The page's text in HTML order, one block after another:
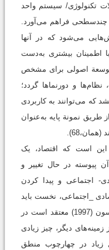
تکنولوژی/ سیستم واحد
چندسطحی فراهم می‌آورد.
می‌شود که در آنها
اطمینان بیشتری به‌دست
توسعة اصولی برای مشخص
و دورنماها گردد؛
که می‌توانند به کاربردی
نمونة پایه به‌عنوان
است که اقتصاد، یک
پیوسته در حال تغییر و
اجتماعی و پیدا کردن
_اجتماعی، نخست باید
ماهیت سیستم‌های باز شناخته شوند. لاوسون (1997) معتقد است در
دیگر، چیز زیادی
زیاد در چهارچوب منطق